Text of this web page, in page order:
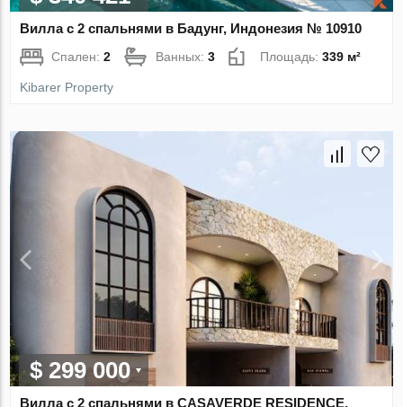
Вилла с 2 спальнями в Бадунг, Индонезия № 10910
Спален:2 Ванных:3 Площадь:339 м²
Kibarer Property
$ 299 000
Вилла с 2 спальнями в CASAVERDE RESIDENCE,